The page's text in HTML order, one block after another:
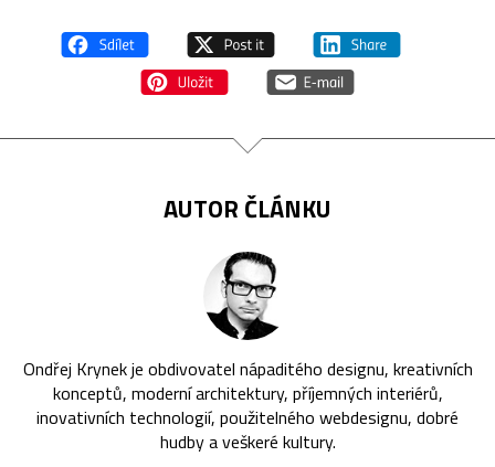
AUTOR ČLÁNKU
Ondřej Krynek je obdivovatel nápaditého designu, kreativních
konceptů, moderní architektury, příjemných interiérů,
inovativních technologií, použitelného webdesignu, dobré
hudby a veškeré kultury.